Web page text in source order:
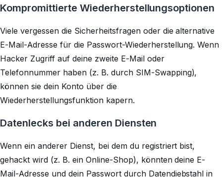
Kompromittierte Wiederherstellungsoptionen
Viele vergessen die Sicherheitsfragen oder die alternative
E-Mail-Adresse für die Passwort-Wiederherstellung. Wenn
Hacker Zugriff auf deine zweite E-Mail oder
Telefonnummer haben (z. B. durch SIM-Swapping),
können sie dein Konto über die
Wiederherstellungsfunktion kapern.
Datenlecks bei anderen Diensten
Wenn ein anderer Dienst, bei dem du registriert bist,
gehackt wird (z. B. ein Online-Shop), könnten deine E-
Mail-Adresse und dein Passwort durch Datendiebstahl in